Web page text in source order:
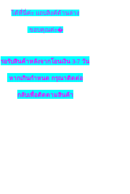
ได้ที่นี่ค่ะ แถบลิงค์ด้านล่าง
ขอบคุณค่ะ�
รอรับสินค้าหลังจากโอนเงิน 3-7 วัน
หากเกินกำหนด กรุณาติดต่อ
กลับเพื่อติดตามสินค้า